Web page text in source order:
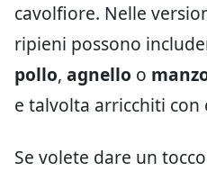
cavolfiore. Nelle
ripieni possono
pollo, agnello o
e talvolta arricchiti con
Se volete dare un